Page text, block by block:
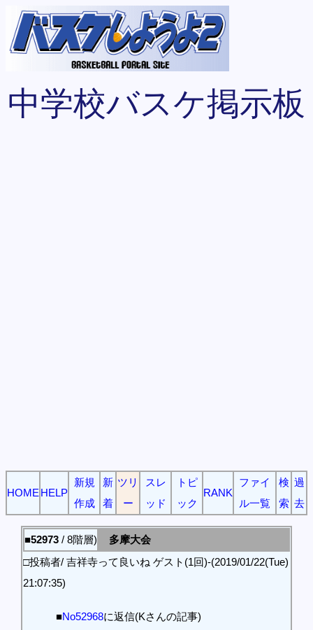
中学校バスケ掲示板
HOME HELP
新規
作成
新
着
ツリ
ー
スレ
ッド
トピ
ック
RANK
ファイ
ル一覧
検
索
過
去
■52973 / 8階層)
多摩大会
□投稿者/ 吉祥寺って良いね ゲスト(1回)-(2019/01/22(Tue)
21:07:35)
■No52968に返信(Kさんの記事)